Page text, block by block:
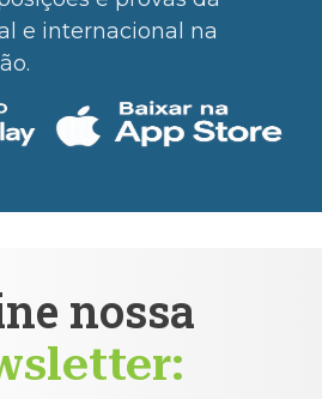
e internacional na
nossa